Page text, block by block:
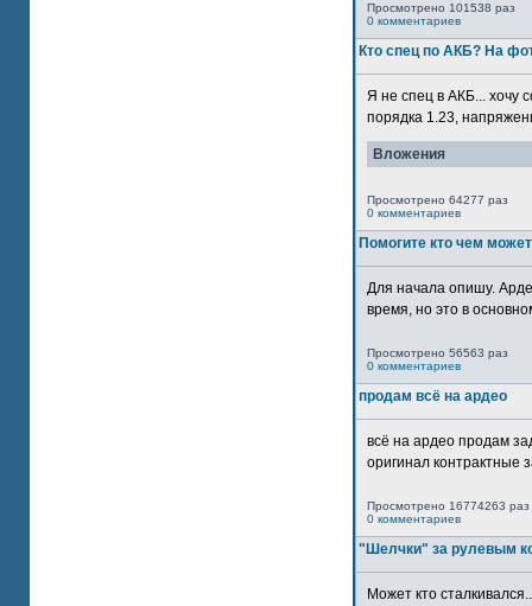
Просмотрено 101538 раз
0 комментариев
Кто спец по АКБ? На
Я не спец в АКБ... хочу
порядка 1.23,
Вложения
Просмотрено 64277 раз
0 комментариев
Помогите кто чем может
Для начала опишу.
время, но это в
Просмотрено 56563 раз
0 комментариев
продам всё на ардео
всё на ардео продам
оригинал контрактные
Просмотрено 16774263 раз
0 комментариев
"Шелчки" за рулевым
Может кто